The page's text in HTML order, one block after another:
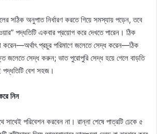
সঠিক অনুপাত নির্ধারণ করতে গিয়ে সমস্যায় পড়েন, তবে
পদ্ধতিটি একবার প্রয়োগ করে দেখতে পারেন। ঠিক
করেন—অর্থাৎ প্রচুর পরিমাণে জলেতে সেদ্ধ করেন—ঠিক
জলেতে সেদ্ধ করুন; ভাত পুরোপুরি সেদ্ধ হয়ে গেলে বাড়তি
বেশ সহজ।
নিন
সাথেই পরিবেশন করবেন না। রান্না শেষে পাত্রটি ঢেকে ৫